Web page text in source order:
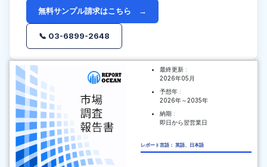
無料サンプル請求はこちら →
📞 03-6899-2648
最終更新 :
2026年05月
予想年 :
2026年～2035年
納期 :
即日から翌営業日
レポート言語： 英語、日本語